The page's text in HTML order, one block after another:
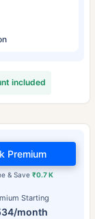
included
Starting
month
& Save ₹0.7 K
Premium